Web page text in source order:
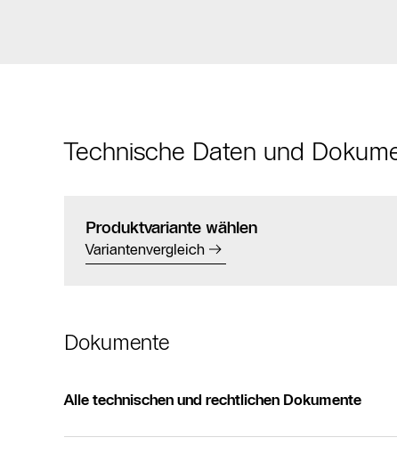
Technische Daten und
Produktvariante wählen
Variantenvergleich
Dokumente
Alle technischen und rechtlichen Dokumente